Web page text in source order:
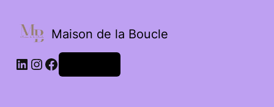
Maison de la Boucle